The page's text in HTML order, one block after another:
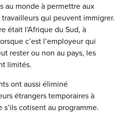
au monde à permettre aux
qui peuvent immigrer.
était l’Afrique du Sud, à
c’est l’employeur qui
rester ou non au pays, les
limités.
ont aussi éliminé
étrangers temporaires à
s’ils cotisent au programme.